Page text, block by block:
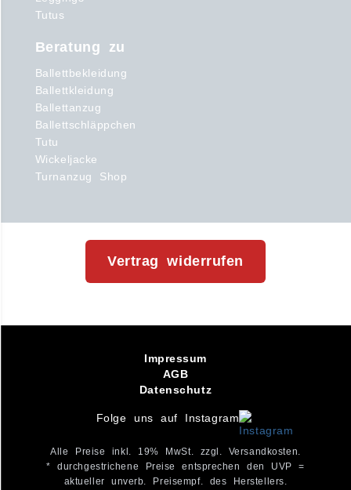
Tutus
Beratung zu
Ballettbekleidung
Ballettkleidung
Ballettanzug
Ballettschläppchen
Tutu
Wickeljacke
Turnanzug Shop
Vertrag widerrufen
Impressum
AGB
Datenschutz
Folge uns auf Instagram
Alle Preise inkl. 19% MwSt. zzgl. Versandkosten.
* durchgestrichene Preise entsprechen den UVP =
aktueller unverb. Preisempf. des Herstellers.